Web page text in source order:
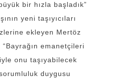
bir hızla başladık”
yeni taşıyıcıları
ekleyen Mertöz
emanetçileri
onu taşıyabilecek
duygusu